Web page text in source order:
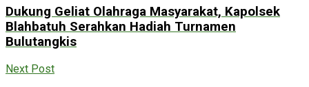
Dukung Geliat Olahraga Masyarakat, Kapolsek
Blahbatuh Serahkan Hadiah Turnamen
Bulutangkis
Next Post